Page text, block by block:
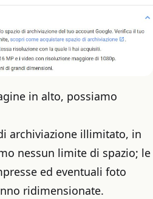
in alto, possiamo
archiviazione illimitato, in
nessun limite di spazio; le
ed eventuali foto
ridimensionate.